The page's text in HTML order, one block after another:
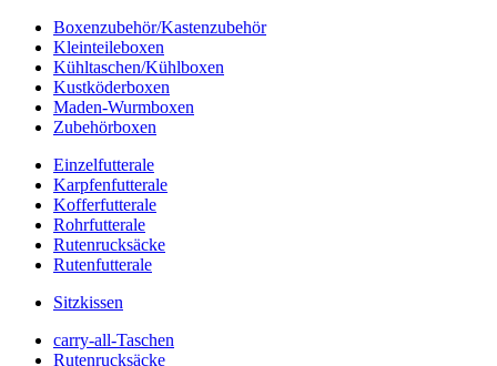
Boxenzubehör/Kastenzubehör
Kleinteileboxen
Kühltaschen/Kühlboxen
Kustköderboxen
Maden-Wurmboxen
Zubehörboxen
Einzelfutterale
Karpfenfutterale
Kofferfutterale
Rohrfutterale
Rutenrucksäcke
Rutenfutterale
Sitzkissen
carry-all-Taschen
Rutenrucksäcke